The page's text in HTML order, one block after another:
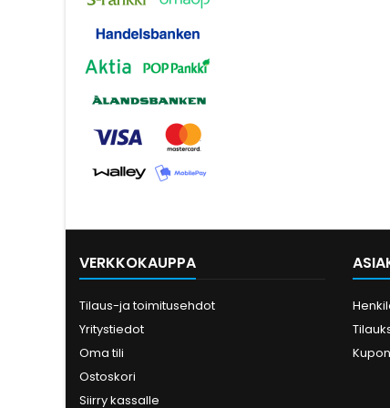
VERKKOKAUPPA
Tilaus-ja toimitusehdot
Yritystiedot
Oma tili
Ostoskori
Siirry kassalle